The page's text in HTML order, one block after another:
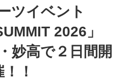
ツイベント
2026」
妙高で２日間開
！